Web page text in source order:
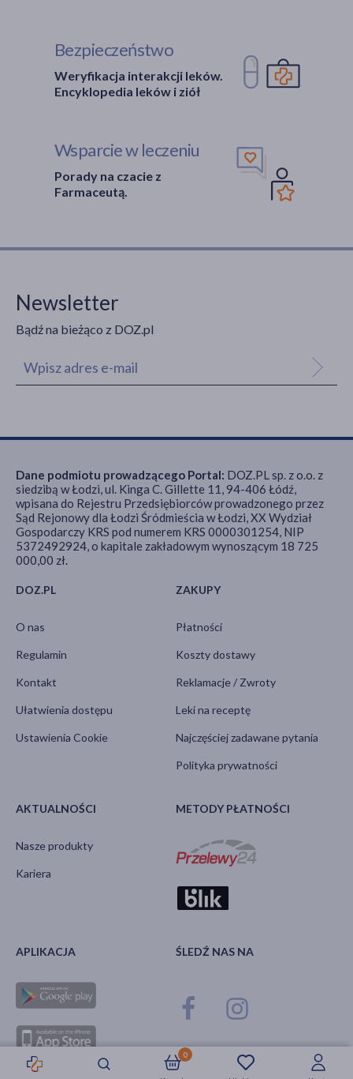
0
Bezpieczeństwo
Weryfikacja interakcji leków.
Encyklopedia leków i ziół
Wsparcie w leczeniu
Porady na czacie z
Farmaceutą.
Newsletter
Bądź na bieżąco z DOZ.pl
DOZ.PL
O nas
Regulamin
Kontakt
Ułatwienia dostępu
Ustawienia Cookie
ZAKUPY
Płatności
Koszty dostawy
Reklamacje / Zwroty
Leki na receptę
Najczęściej zadawane pytania
Polityka prywatności
AKTUALNOŚCI
Nasze produkty
Kariera
METODY PŁATNOŚCI
APLIKACJA ŚLEDŹ NAS NA
Dane podmiotu prowadzącego Portal: DOZ.PL sp. z o.o. z
siedzibą w Łodzi, ul. Kinga C. Gillette 11, 94-406 Łódź,
wpisana do Rejestru Przedsiębiorców prowadzonego przez
Sąd Rejonowy dla Łodzi Śródmieścia w Łodzi, XX Wydział
Gospodarczy KRS pod numerem KRS 0000301254, NIP
5372492924, o kapitale zakładowym wynoszącym 18 725
000,00 zł.